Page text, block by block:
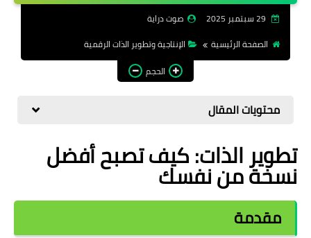
صوت دراية
الصفحة الرئيسية
الإنتاجية وتطوير الذات الرقمية
الحجم
محتويات المقال
تطوير الذات: كيف تصبح أفضل
نسخة من نفسك
مقدمة